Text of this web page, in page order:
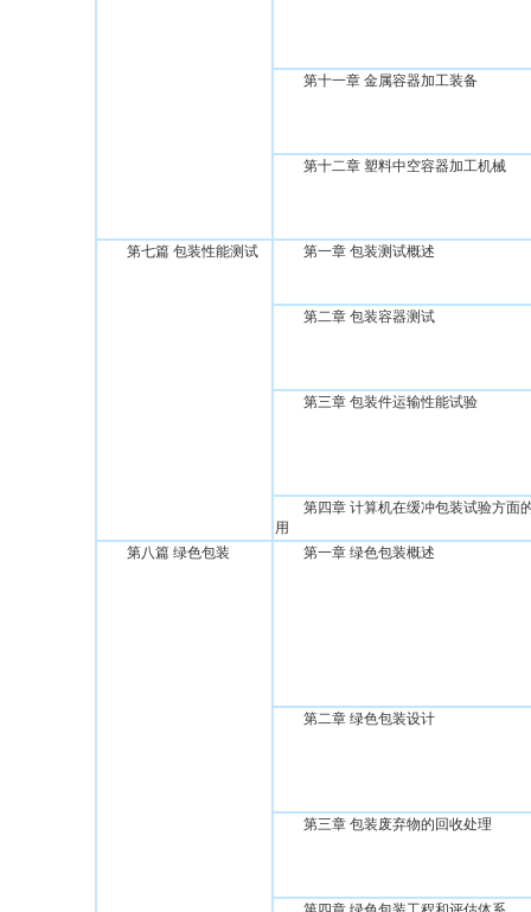
第十一章 金属容器加工装备
第十二章 塑料中空容器加工机械
第七篇 包装性能测试 第一章 包装测试概述
第二章 包装容器测试
第三章 包装件运输性能试验
第四章 计算机在缓冲包装试验方面
用
第八篇 绿色包装
第一章 绿色包装概述
第二章 绿色包装设计
第三章 包装废弃物的回收处理